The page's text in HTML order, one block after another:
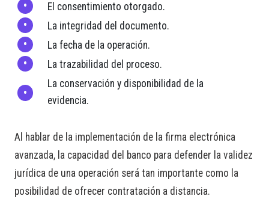
El consentimiento otorgado.
La integridad del documento.
La fecha de la operación.
La trazabilidad del proceso.
La conservación y disponibilidad de la
evidencia.
Al hablar de la implementación de la firma electrónica
avanzada, la capacidad del banco para defender la validez
jurídica de una operación será tan importante como la
posibilidad de ofrecer contratación a distancia.